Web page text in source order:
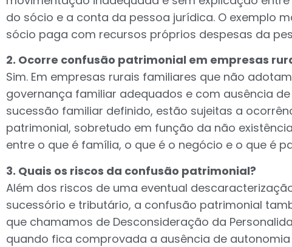
do sócio e a conta da pessoa jurídica. O exemplo
sócio paga com recursos próprios despesas da
2. Ocorre confusão patrimonial em empresas
Sim. Em empresas rurais familiares que não
governança familiar adequados e com ausência
sucessão familiar definido, estão sujeitas a
patrimonial, sobretudo em função da não
entre o que é família, o que é o negócio e o que é
3. Quais os riscos da confusão patrimonial?
Além dos riscos de uma eventual
sucessório e tributário, a confusão patrimonial
que chamamos de Desconsideração da
quando fica comprovada a ausência de